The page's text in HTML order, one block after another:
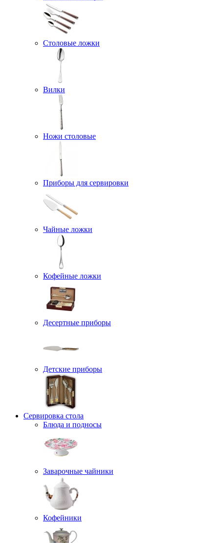
Столовые ложки
Вилки
Ножи столовые
Приборы для сервировки
Чайные ложки
Кофейные ложки
Десертные приборы
Детские приборы
Сервировка стола
Блюда и подносы
Заварочные чайники
Кофейники